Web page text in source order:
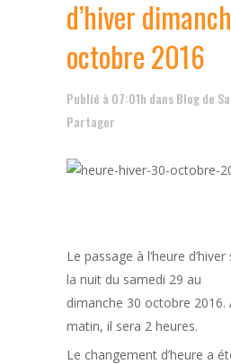
d’hiver
octobre 2016
Publié à 07:01h dansBlog de
Partager
Le passage à l’heure
la nuit du samedi 29 au
dimanche 30 octobre 2016.
matin, il sera 2 heures.
Le changement d’heure a